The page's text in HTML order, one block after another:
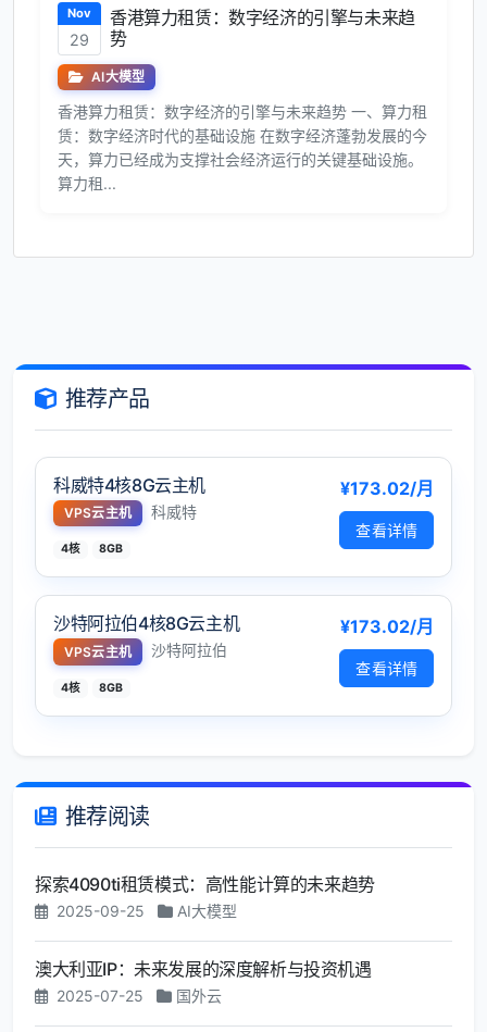
Nov
29
香港算力租赁：数字经济的引擎与未来趋
势
AI大模型
香港算力租赁：数字经济的引擎与未来趋势 一、算力租
赁：数字经济时代的基础设施 在数字经济蓬勃发展的今
天，算力已经成为支撑社会经济运行的关键基础设施。
算力租...
推荐产品
科威特4核8G云主机
VPS云主机 科威特
4核 8GB
¥173.02/月
查看详情
沙特阿拉伯4核8G云主机
VPS云主机 沙特阿拉伯
4核 8GB
¥173.02/月
查看详情
推荐阅读
探索4090ti租赁模式：高性能计算的未来趋势
2025-09-25 AI大模型
澳大利亚IP：未来发展的深度解析与投资机遇
2025-07-25 国外云